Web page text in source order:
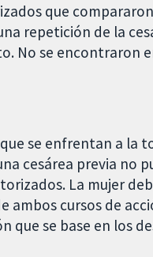
que
repetición de la
No se encontraron
se enfrentan a la
cesárea previa no
La mujer
ambos cursos de
que se base en los